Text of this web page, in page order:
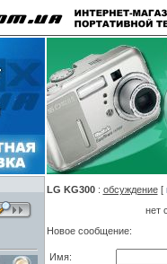
LG KG300: обсуждение[
нет
Новое сообщение:
Имя: